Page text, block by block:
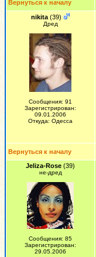
Вернуться к началу
nikita (39)
Дред
Сообщения: 91
Зарегистрирован:
09.01.2006
Откуда: Одесса
Вернуться к началу
Jeliza-Rose (39)
не-дред
Сообщения: 85
Зарегистрирован:
29.05.2006